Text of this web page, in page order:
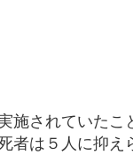
施されていたこ
者は５人に抑え